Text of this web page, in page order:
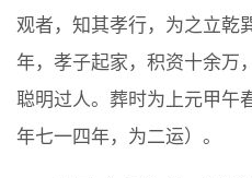
观者，知其孝行，为之立乾
年，孝子起家，积资十余万
聪明过人。葬时为上元甲午
年七一四年，为二运）。